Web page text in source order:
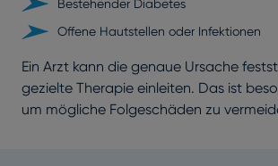
Bestehender Diabetes
Offene Hautstellen oder Infektionen
Ein Arzt kann die genaue Ursache
gezielte Therapie einleiten. Das ist
um mögliche Folgeschäden zu